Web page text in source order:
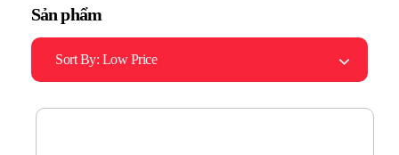
Sản phẩm
Sort By: Low Price